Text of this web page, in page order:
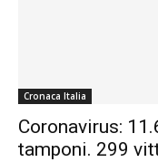
Cronaca Italia
Coronavirus:
tamponi. 299